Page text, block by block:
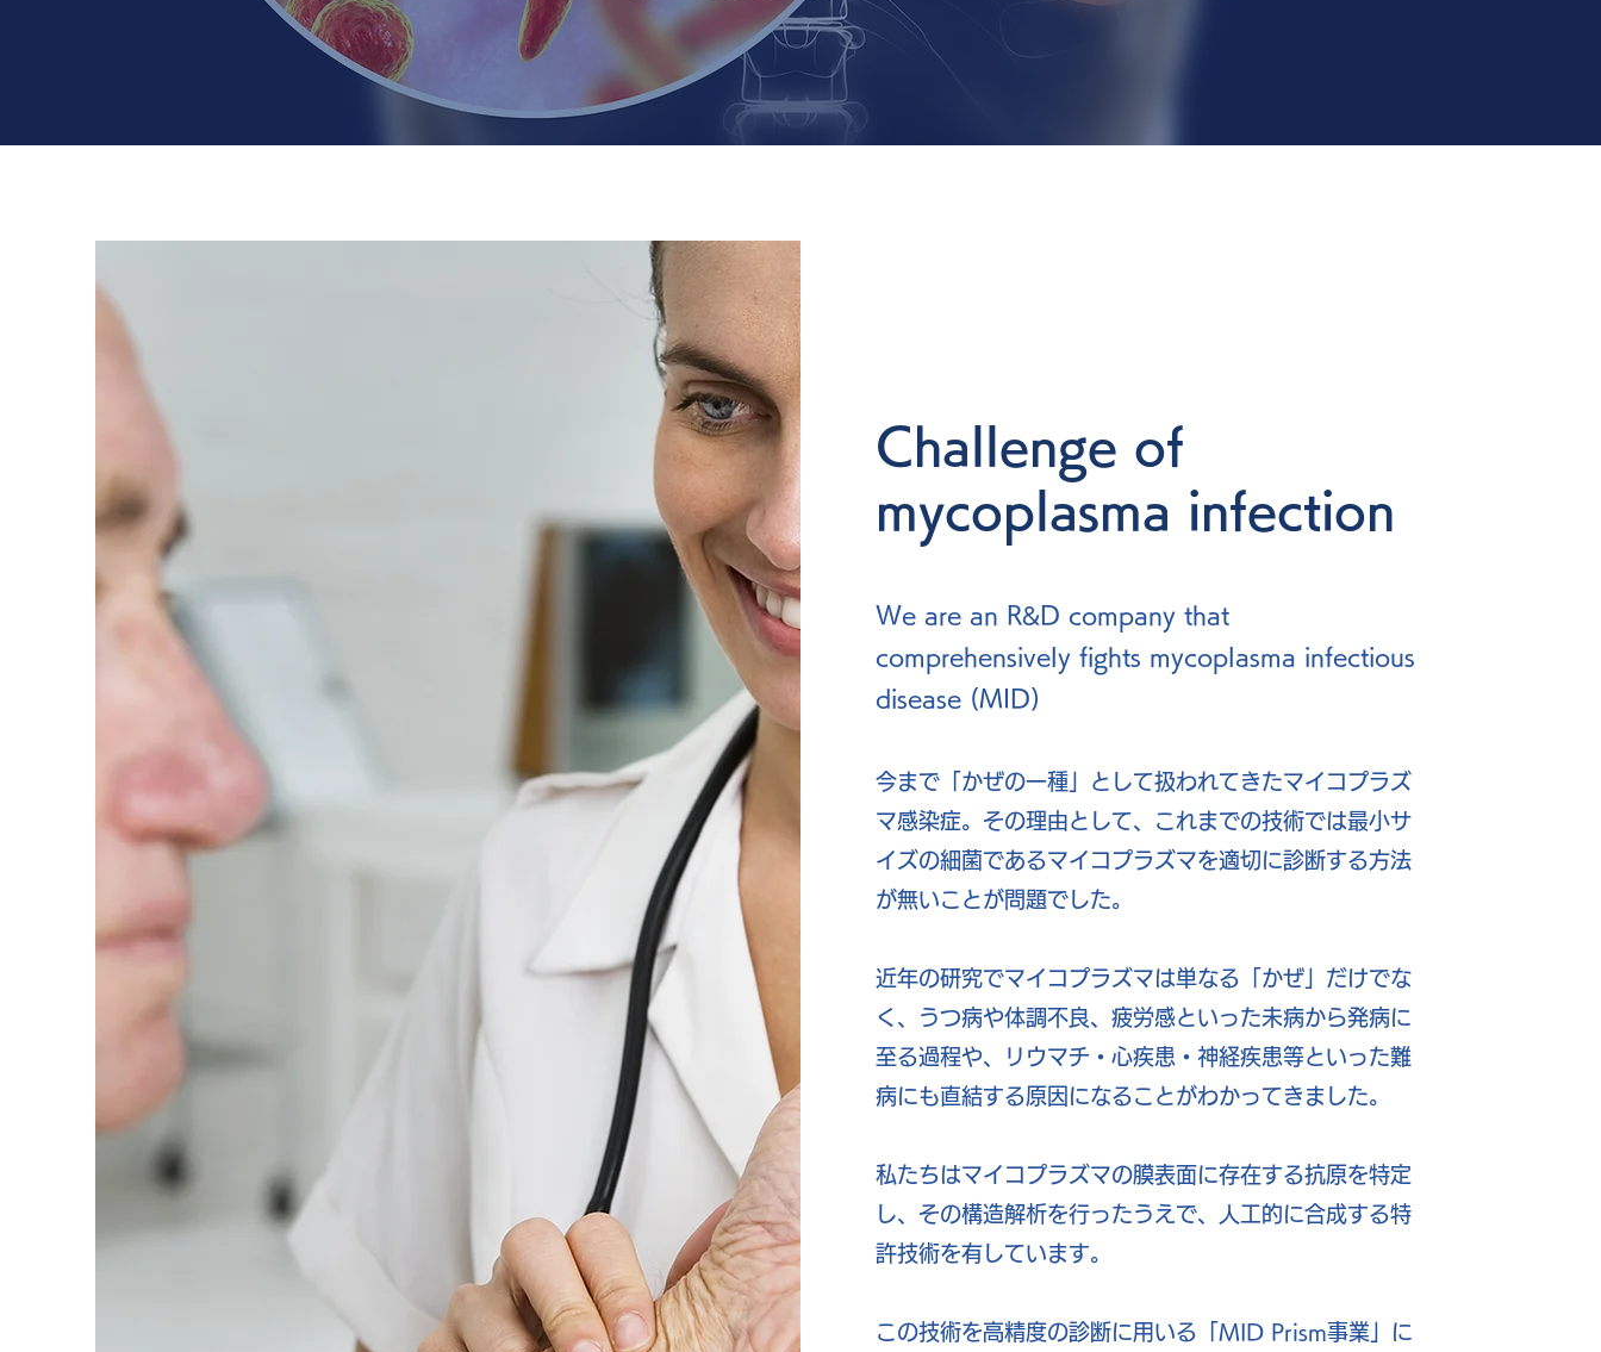
Challenge of
mycoplasma infection
We are an R&D company that
comprehensively fights mycoplasma infectious
disease (MID)
今まで「かぜの一種」として扱われてきたマイコプラズ
マ感染症。その理由として、これまでの技術では最小サ
イズの細菌であるマイコプラズマを適切に診断する方法
が無いことが問題でした。
近年の研究でマイコプラズマは単なる「かぜ」だけでな
く、うつ病や体調不良、疲労感といった未病から発病に
至る過程や、リウマチ・心疾患・神経疾患等といった難
病にも直結する原因になることがわかってきました。
私たちはマイコプラズマの膜表面に存在する抗原を特定
し、その構造解析を行ったうえで、人工的に合成する特
許技術を有しています。
​この技術を高精度の診断に用いる「MID Prism事業」に